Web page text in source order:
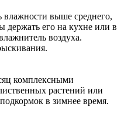
влажности выше среднего,
держать его на кухне или в
воздуха.
комплексными
растений или
в зимнее время.